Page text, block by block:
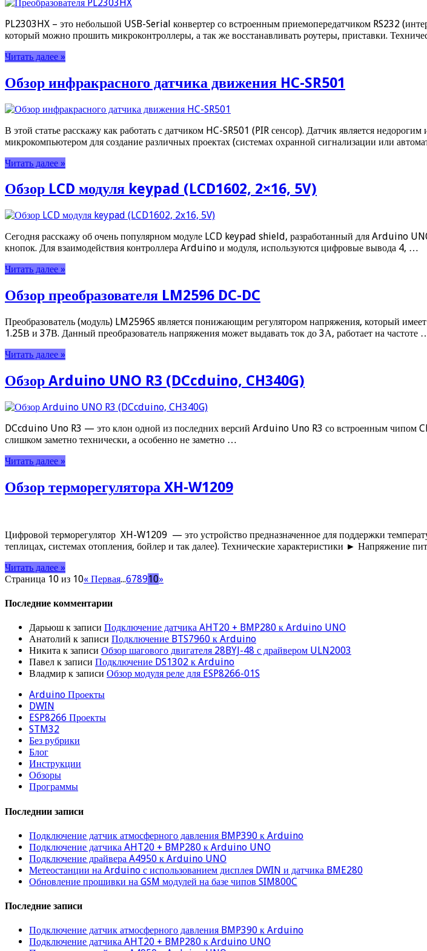
PL2303HX – это небольшой USB-Serial конвертер со встроенным приемопередатчиком RS232
который можно прошить микроконтроллеры, а так же восстанавливать роутеры, приставки.
Читать далее »
Обзор инфракрасного датчика движения HC-SR501
В этой статье расскажу как работать с датчиком HC-SR501 (PIR сенсор). Датчик является
микрокомпьютером для создание различных проектах (системах охранной сигнализации или
Читать далее »
Обзор LCD модуля keypad (LCD1602, 2×16, 5V)
Сегодня расскажу об очень популярном модуле LCD keypad shield, разработанный для Arduino
кнопок. Для взаимодействия контроллера Arduino и модуля, используются цифровые вывода 4, …
Читать далее »
Обзор преобразователя LM2596 DC-DC
Преобразователь (модуль) LM2596S является понижающим регулятором напряжения, который
1.25В и 37В. Данный преобразователь напряжения может выдавать ток до 3А, работает на частоте
Читать далее »
Обзор Arduino UNO R3 (DCcduino, CH340G)
DCcduino Uno R3 — это клон одной из последних версий Arduino Uno R3 со встроенным чипом
слишком заметно технически, а особенно не заметно …
Читать далее »
Обзор терморегулятора XH-W1209
Цифровой терморегулятор XH-W1209 — это устройство предназначенное для поддержки
теплицах, системах отопления, бойлер и так далее). Технические характеристики ► Напряжение
Читать далее »
Страница 10 из 10« Первая...678910»
Последние комментарии
Дарьюш к записи Подключение датчика AHT20 + BMP280 к Arduino UNO
Анатолий к записи Подключение BTS7960 к Arduino
Никита к записи Обзор шагового двигателя 28BYJ-48 с драйвером ULN2003
Павел к записи Подключение DS1302 к Arduino
Владмир к записи Обзор модуля реле для ESP8266-01S
Arduino Проекты
DWIN
ESP8266 Проекты
STM32
Без рубрики
Блог
Инструкции
Обзоры
Программы
Последнии записи
Подключение датчик атмосферного давления BMP390 к Arduino
Подключение датчика AHT20 + BMP280 к Arduino UNO
Подключение драйвера A4950 к Arduino UNO
Метеостанции на Arduino с использованием дисплея DWIN и датчика BME280
Обновление прошивки на GSM модулей на базе чипов SIM800C
Последние записи
Подключение датчик атмосферного давления BMP390 к Arduino
Подключение датчика AHT20 + BMP280 к Arduino UNO